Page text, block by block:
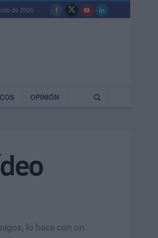
de 2026
OPINIÓN
lo hace con un